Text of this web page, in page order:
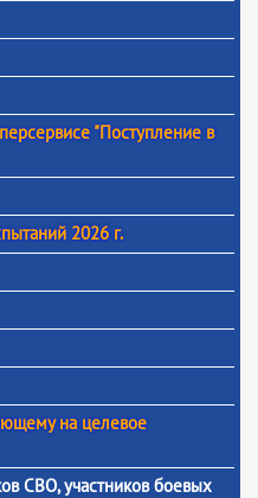
"Поступление в
2026 г.
на целевое
СВО, участников боевых